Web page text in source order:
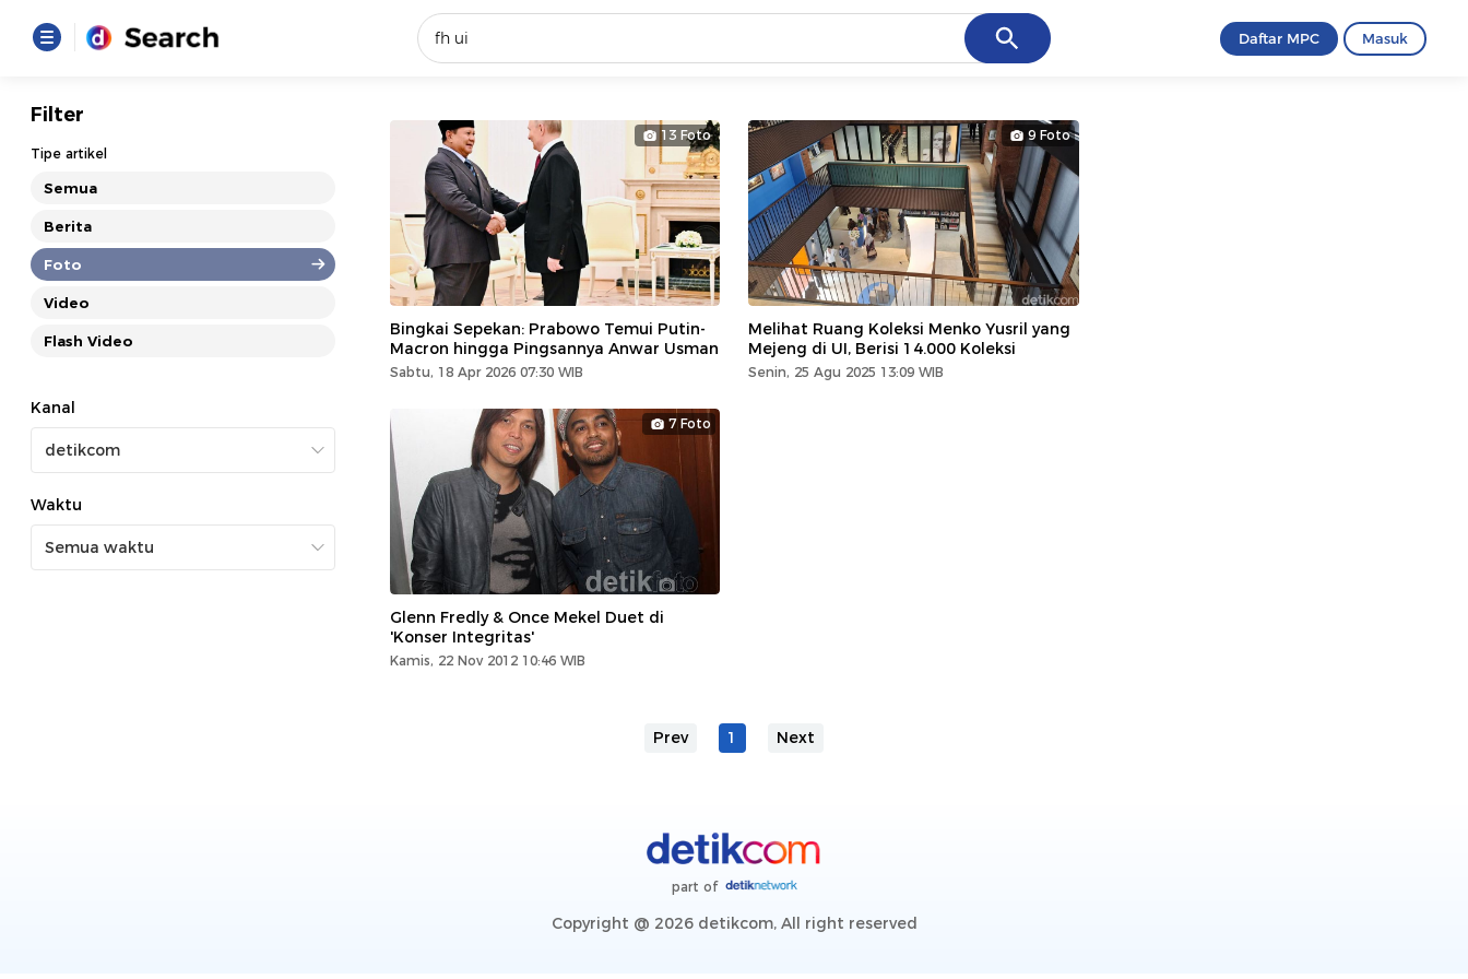
Cancel
Loading...
Promoted
Terakhir yang dicari
Loading...
Daftar MPC Masuk
Filter
Tipe artikel
Semua
Berita
Foto
Video
Flash Video
Kanal
Waktu
13 Foto
Bingkai Sepekan: Prabowo Temui Putin-
Macron hingga Pingsannya Anwar Usman
Sabtu, 18 Apr 2026 07:30 WIB
9 Foto
Melihat Ruang Koleksi Menko Yusril yang
Mejeng di UI, Berisi 14.000 Koleksi
Senin, 25 Agu 2025 13:09 WIB
7 Foto
Glenn Fredly & Once Mekel Duet di
'Konser Integritas'
Kamis, 22 Nov 2012 10:46 WIB
Prev 1 Next
part of
Copyright @ 2026 detikcom, All right reserved